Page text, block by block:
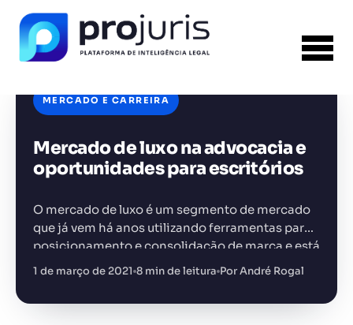
MERCADO E CARREIRA
Mercado de luxo na advocacia e
oportunidades para escritórios
O mercado de luxo é um segmento de mercado
que já vem há anos utilizando ferramentas para
posicionamento e consolidação de marca e está
inspirando vários escritórios de advocacia e até
empresas…
1 de março de 2021 8 min de leitura Por André Rogal
FERRAMENTA RECOMENDADA PARA ESTE
CONTEÚDO
Template PPT Jurídico
JS +14.000 juristas